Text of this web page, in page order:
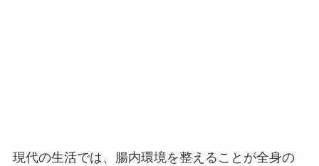
現代の生活では、腸内環境を整えることが全身の